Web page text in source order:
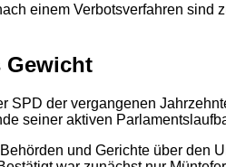
einem Verbotsverfahren
Gewicht
SPD der vergangenen
seiner aktiven
und Gerichte über